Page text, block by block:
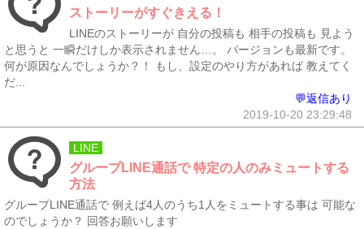
ストーリーがすぐきえる！
LINEのストーリーが 自分の投稿も 相手の投稿も 見よう
と思うと 一瞬だけしか表示されません…。 バージョンも最新です。
何が原因なんでしょうか？！ もし、設定のやり方があれば 教えてく
だ...
💬返信あり
2019-10-20 23:29:48
LINE
グループLINE通話で 特定の人のみミュートする
方法
グループLINE通話で 例えば4人のうち1人をミュートする事は 可能な
のでしょうか？ 回答お願いします